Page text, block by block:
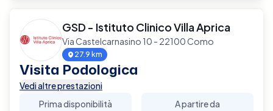
GSD - Istituto Clinico Villa Aprica
Via Castelcarnasino 10 - 22100 Como
27.9 km
Visita Podologica
Vedi altre prestazioni
Prima disponibilità
A partire da